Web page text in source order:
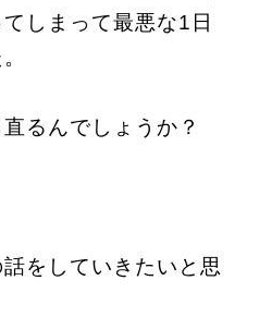
しまって最悪な1 日
るんでしょうか？
をしていきたいと思